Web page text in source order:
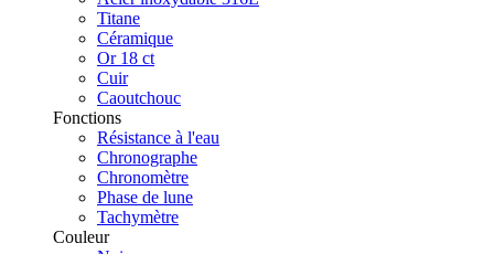
Titane
Céramique
Or 18 ct
Cuir
Caoutchouc
Fonctions
Résistance à l'eau
Chronographe
Chronomètre
Phase de lune
Tachymètre
Couleur